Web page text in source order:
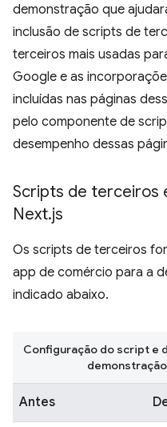
demonstração que
inclusão de scripts de
terceiros mais usadas
Google e as
incluídas nas páginas
pelo componente de
desempenho dessas
Scripts de terceiros
Next.js
Os scripts de terceiros
app de comércio para a
indicado abaixo.
Antes
Configuração do script e